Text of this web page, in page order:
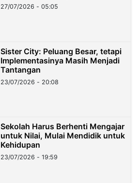
27/07/2026 - 05:05
Sister City: Peluang Besar, tetapi
Implementasinya Masih Menjadi
Tantangan
23/07/2026 - 20:08
Sekolah Harus Berhenti Mengajar
untuk Nilai, Mulai Mendidik untuk
Kehidupan
23/07/2026 - 19:59